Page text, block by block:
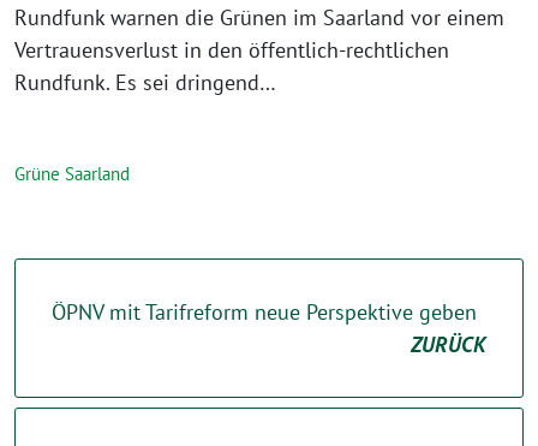
Rundfunk warnen die Grünen im Saarland vor einem
Vertrauensverlust in den öffentlich-rechtlichen
Rundfunk. Es sei dringend…
Grüne Saarland
ÖPNV mit Tarifreform neue Perspektive geben
ZURÜCK